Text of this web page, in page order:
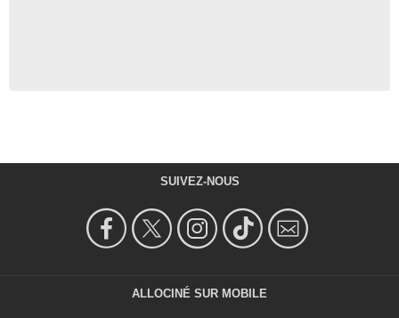
SUIVEZ-NOUS
ALLOCINÉ SUR MOBILE